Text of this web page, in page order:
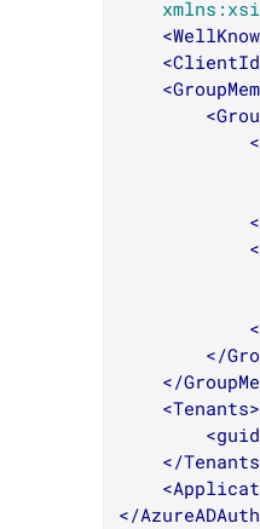
xmlns:xsi
<
<ClientId
<
<
<
<
</
</
<Tenants>
<guid
</Tenants
<
</